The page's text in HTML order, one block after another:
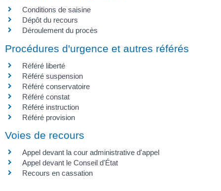
Conditions de saisine
Dépôt du recours
Déroulement du procès
Procédures d'urgence et autres référés
Référé liberté
Référé suspension
Référé conservatoire
Référé constat
Référé instruction
Référé provision
Voies de recours
Appel devant la cour administrative d'appel
Appel devant le Conseil d'État
Recours en cassation